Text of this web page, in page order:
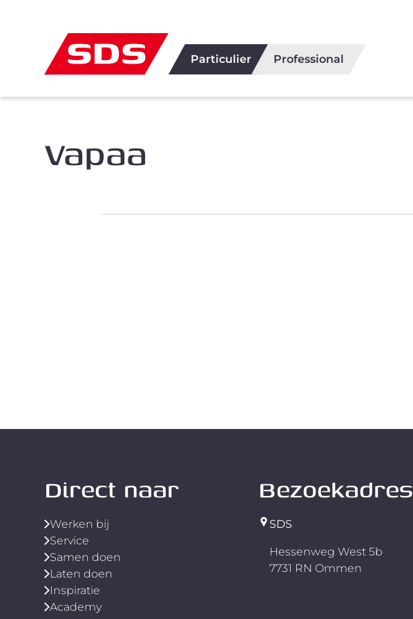
Particulier Professional
Vapaa
Direct naar
Werken bij
Service
Samen doen
Laten doen
Inspiratie
Academy
Bezoekadres
SDS
Hessenweg West 5b
7731 RN Ommen